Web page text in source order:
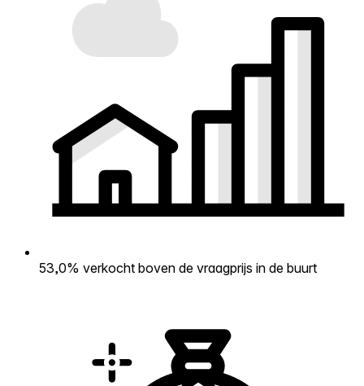
53,0% verkocht boven de vraagprijs in de buurt